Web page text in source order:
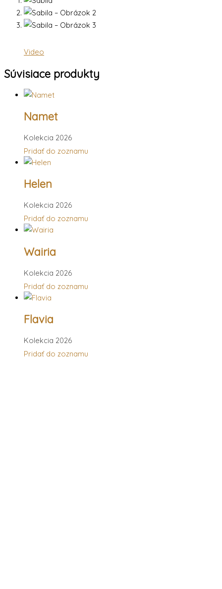
Video
Súvisiace produkty
Namet
Kolekcia 2026
Pridať do zoznamu
Helen
Kolekcia 2026
Pridať do zoznamu
Wairia
Kolekcia 2026
Pridať do zoznamu
Flavia
Kolekcia 2026
Pridať do zoznamu